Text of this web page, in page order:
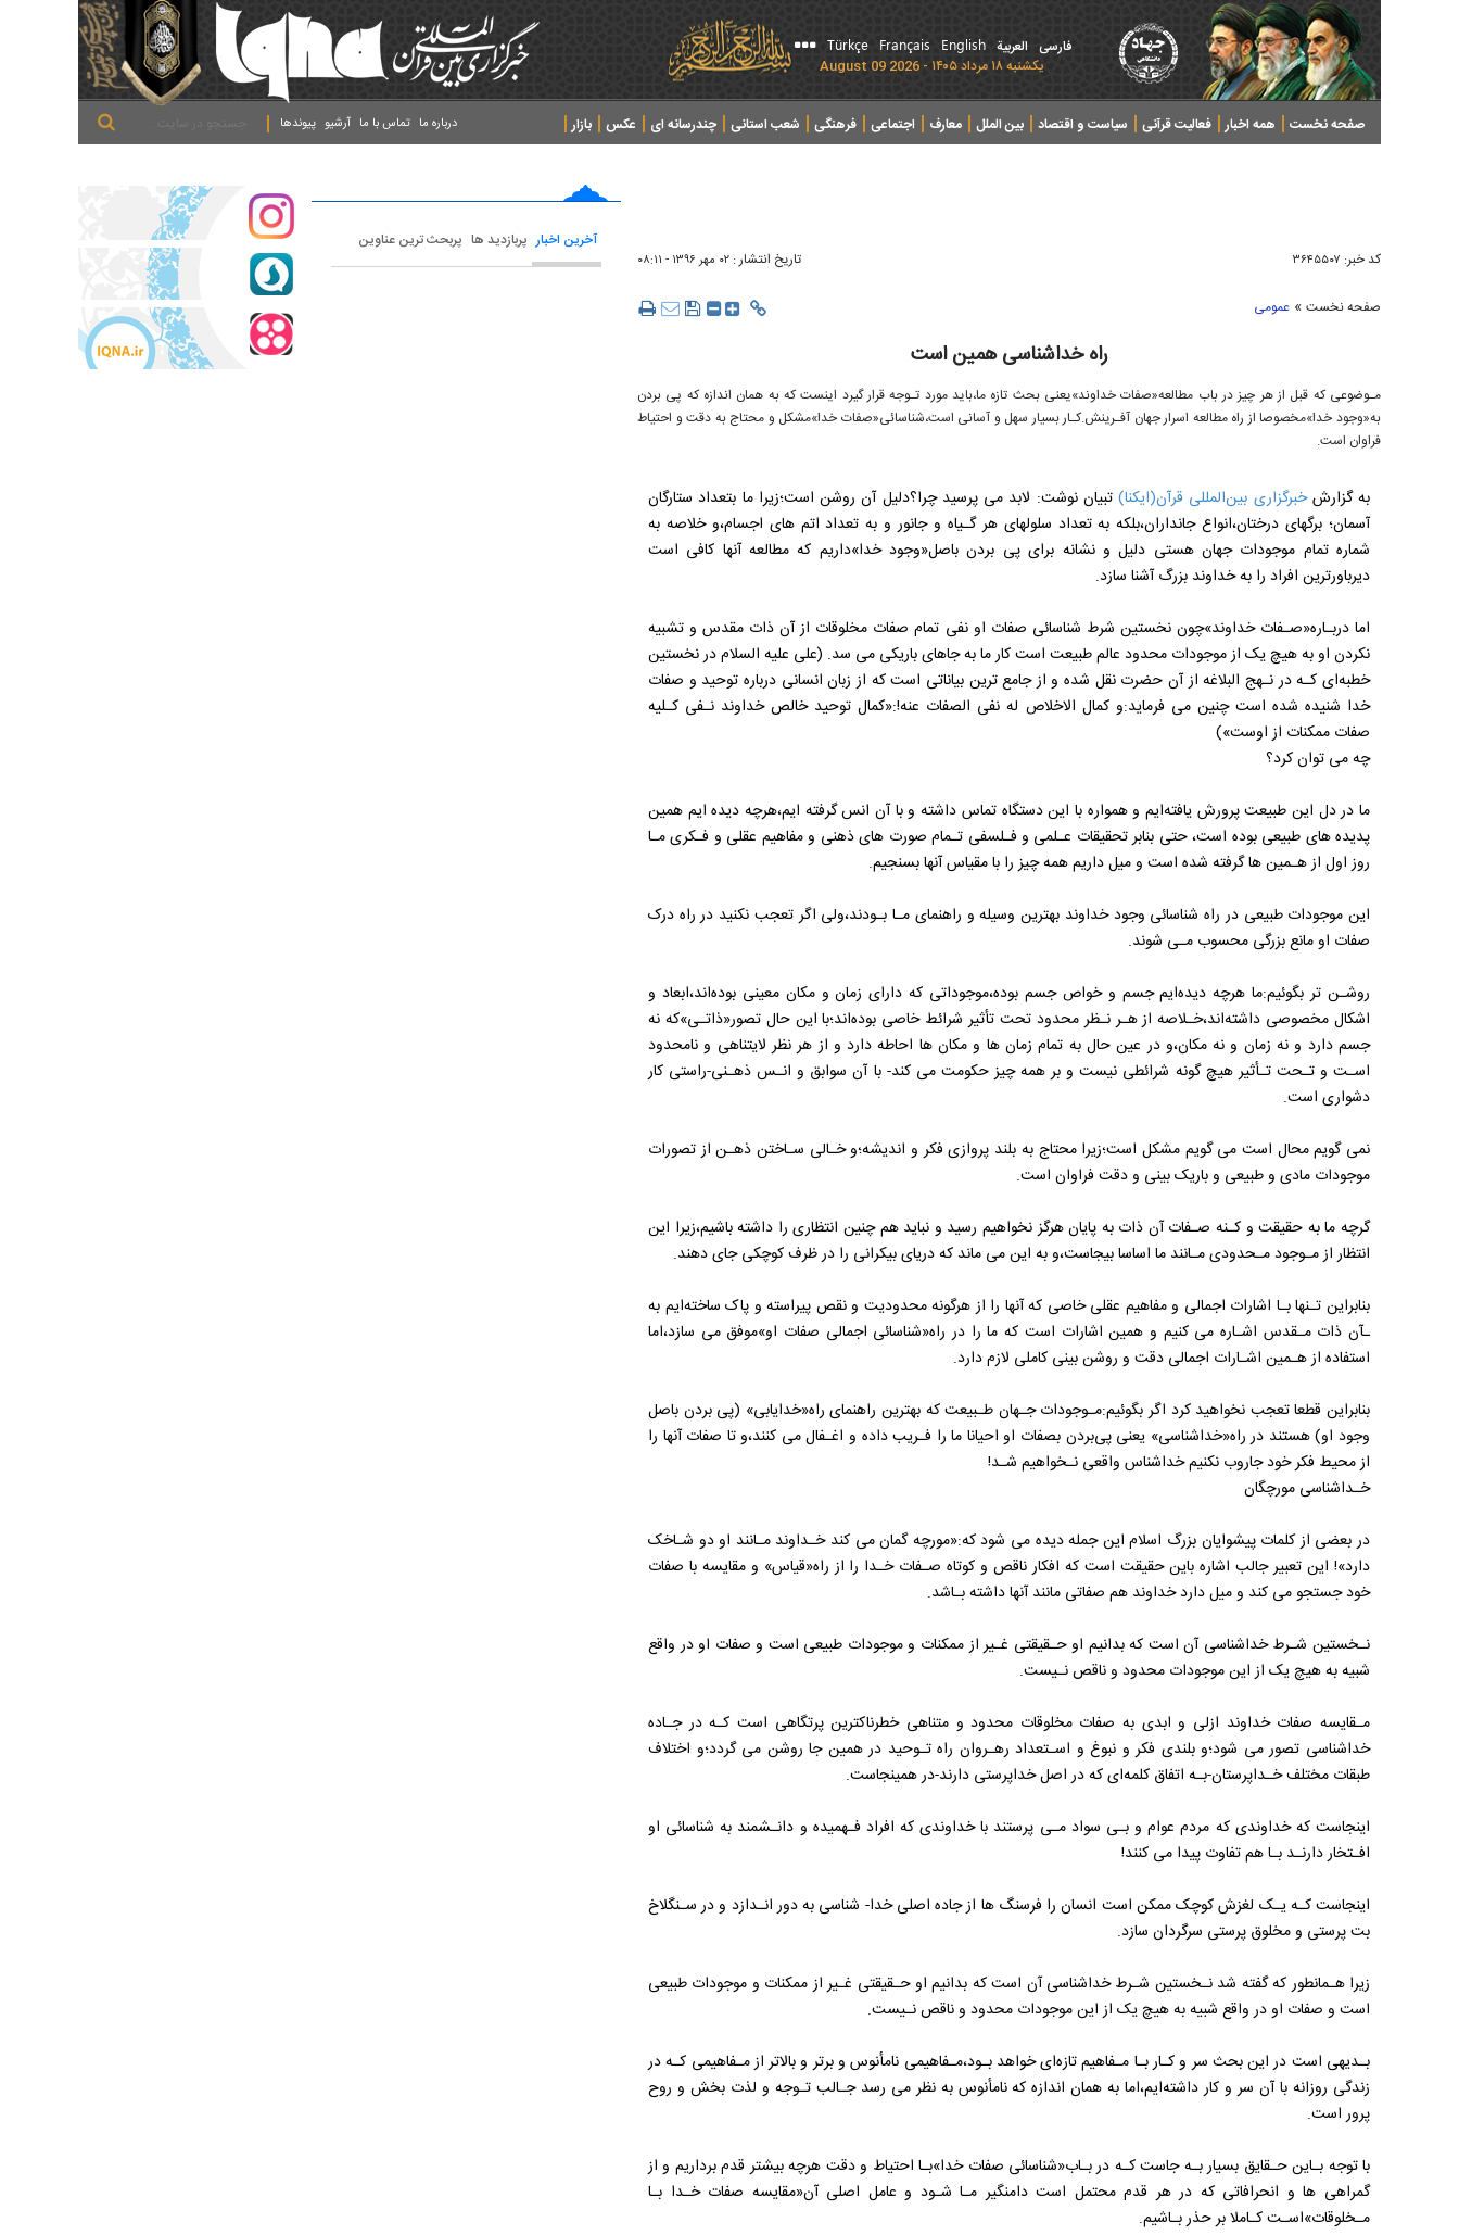
فارسی العربیة English
Français
Türkçe
يکشنبه ۱۸ مرداد ۱۴۰۵ - 2026 August 09
صفحه نخست همه اخبار فعالیت قرآنی سیاست و اقتصاد بین الملل معارف اجتماعی فرهنگی شعب استانی چندرسانه ای عکس
بازار
پیوندها آرشیو تماس با ما درباره ما
کد خبر: ۳۶۴۵۵۰۷ تاریخ انتشار : ۰۲ مهر ۱۳۹۶ - ۰۸:۱۱
صفحه نخست » عمومی
راه خداشناسی همین است
مـوضوعی که قبل از هر چیز در باب مطالعه«صفات خداوند»یعنی بحث تازه ما‌،باید مورد تـوجه قرار گیرد اینست که به همان اندازه که پی بردن
به‌«وجود خدا»مخصوصا از‌ راه مطالعه اسرار جهان آفـرینش.کـار بسیار سهل و آسانی است،شناسائی«صفات خدا»مشکل و محتاج به دقت و احتیاط
فراوان است.
به گزارشخبرگزاری بین‌المللی قرآن(ایکنا)تبیان نوشت: لابد می پرسید چرا؟دلیل آن روشن است؛زیرا ما بتعداد ستارگان
آسمان؛ برگهای درختان،انواع‌ جانداران،بلکه به تعداد سلولهای هر گـیاه و جانور و به تعداد اتم های اجسام،و خلاصه به
شماره تمام موجودات جهان هستی دلیل و نشانه برای پی ‌بردن باصل«وجود خدا»داریم که مطالعه آنها کافی است
دیرباورترین افراد‌ را‌ به خداوند بزرگ آشنا سازد.
اما دربـاره«صـفات خداوند»چون نخستین شرط شناسائی صفات او نفی تمام صفات مخلوقات از آن ذات مقدس و تشبیه
نکردن او به هیچ یک از موجودات محدود عالم‌ طبیعت‌ است کار ما به جاهای باریکی می سد. (علی علیه السلام در نخستین
خطبه‌ای کـه در نـهج البلاغه از آن حضرت نقل شده و از جامع ترین بیاناتی است که از زبان انسانی‌ درباره‌ توحید و صفات
خدا شنیده شده است چنین می فرماید:و کمال الاخلاص له نفی الصفات عنه!:«کمال توحید خالص خداوند نـفی کـلیه
صفات ممکنات از اوست»)
چه می توان کرد؟
ما در دل این‌ طبیعت‌ پرورش‌ یافته‌ایم و همواره با این دستگاه‌ تماس‌ داشته‌ و با آن انس گرفته ‌ایم،هرچه دیده ‌ایم همین
پدیده‌ های طبیعی بوده است، حتی بنابر تحقیقات عـلمی و فـلسفی تـمام صورت های ذهنی و مفاهیم عقلی‌ و فـکری‌ مـا‌
روز اول از هـمین ها گرفته شده است و میل‌ داریم‌ همه چیز را با مقیاس آنها بسنجیم.
این موجودات طبیعی در راه شناسائی وجود خداوند بهترین وسیله و راهنمای مـا‌ بـودند‌،ولی‌ اگر تعجب نکنید در راه درک
صفات او مانع بزرگی‌ محسوب مـی شوند.
روشـن تر بگوئیم:ما هرچه دیده‌ایم جسم و خواص جسم بوده،موجوداتی که دارای زمان و مکان معینی بوده‌اند‌،ابعاد‌ و
اشکال‌ مخصوصی داشته‌اند،خـلاصه از هـر نـظر محدود تحت تأثیر شرائط خاصی‌ بوده‌اند‌؛با این حال تصور«ذاتـی»که نه
جسم دارد و نه زمان و نه مکان،و در عین حال به تمام‌ زمان ها‌ و مکان ها‌ احاطه دارد و از هر نظر لایتناهی و نامحدود
اسـت و تـحت تـأثیر هیچ گونه شرائطی‌ نیست‌ و بر‌ همه چیز حکومت می کند- با آن سوابق و انـس ذهـنی-راستی کار
دشواری است.
نمی گویم‌ محال‌ است‌ می گویم مشکل است؛زیرا محتاج به بلند پروازی فکر و اندیشه؛و خـالی سـاختن ذهـن از تصورات‌
موجودات‌ مادی و طبیعی و باریک‌ بینی و دقت فراوان است.
گرچه ما به حقیقت و کـنه صـفات آن ذات به پایان‌ هرگز‌ نخواهیم رسید و نباید هم چنین انتظاری را داشته باشیم،زیرا این
انتظار از مـوجود‌ مـحدودی‌ مـانند ما اساسا بیجاست،و به این می ماند که دریای بیکرانی را در ظرف کوچکی‌ جای‌ دهند‌.
بنابراین تـنها بـا اشارات اجمالی و مفاهیم عقلی خاصی که آنها را از هرگونه محدودیت و نقص‌ پیراسته‌ و پاک ساخته‌ایم به
ـآن ذات مـقدس اشـاره می کنیم و همین اشارات است که ما‌ را‌ در‌ راه«شناسائی اجمالی صفات او»موفق می سازد،اما
استفاده از هـمین اشـارات اجمالی دقت و روشن‌ بینی‌ کاملی‌ لازم دارد.
بنابراین قطعا تعجب نخواهید کرد اگر بگوئیم:مـوجودات جـهان طـبیعت‌ که‌ بهترین راهنمای راه«خدایابی» (پی بردن باصل
وجود او) هستند در راه«خداشناسی» یعنی پی‌بردن بصفات‌ او‌ احیانا ما را فـریب داده و اغـفال می کنند،و تا صفات آنها را
از‌ محیط‌ فکر خود جاروب نکنیم خداشناس واقعی نـخواهیم‌ شـد‌!
خـداشناسی‌ مورچگان
در بعضی از کلمات پیشوایان بزرگ‌ اسلام‌ این جمله دیده می شود که:«مورچه گمان می کند خـداوند مـانند او دو شـاخک‌
دارد‌»! این تعبیر جالب اشاره باین‌ حقیقت‌ است که‌ افکار‌ ناقص‌ و کوتاه صـفات خـدا را از راه‌«قیاس‌» و مقایسه با صفات
خود جستجو می کند و میل دارد خداوند هم صفاتی مانند‌ آنها‌ داشته بـاشد.
نـخستین شـرط خداشناسی آن است‌ که‌ بدانیم‌ او‌ حـقیقتی‌ غـیر از ممکنات‌ و موجودات‌ طبیعی است و صفات او در واقع
شبیه به هیچ یک از این موجودات محدود و ناقص نـیست.
مـقایسه صفات خداوند ازلی‌ و ابدی به صفات مخلوقات محدود‌ و متناهی‌ خطرناکترین پرتگاهی است کـه در‌ جـاده‌
خداشناسی تصور می شود؛و بلندی فکر و نبوغ و اسـتعداد رهـروان راه تـوحید در همین جا روشن‌ می گردد‌؛و اختلاف
طبقات مختلف خـداپرستان-بـه اتفاق‌ کلمه‌ای‌ که‌ در اصل خداپرستی‌ دارند‌-در همینجاست.
اینجاست که‌ خداوندی‌ که مردم عوام و بـی سواد مـی پرستند با خداوندی که افراد فـهمیده و دانـشمند به شناسائی او
افـتخار‌ دارنـد‌ بـا هم تفاوت پیدا می کنند!
اینجاست‌ کـه‌ یـک لغزش‌ کوچک‌ ممکن‌ است انسان را فرسنگ ها‌ از جاده اصلی خدا- شناسی به دور انـدازد و در سـنگلاخ
بت ‌پرستی و مخلوق ‌پرستی سرگردان سازد.
زیرا هـمانطور‌ که‌ گفته شد نـخستین شـرط خداشناسی آن است‌ که‌ بدانیم‌ او‌ حـقیقتی‌ غـیر از ممکنات‌ و موجودات‌ طبیعی
است و صفات او در واقع شبیه به هیچ یک از این موجودات محدود و ناقص نـیست.
بـدیهی است‌ در‌ این‌ بحث سر و کـار بـا مـفاهیم تازه‌ای خواهد‌ بـود‌،مـفاهیمی‌ نامأنوس‌ و برتر‌ و بالاتر‌ از مـفاهیمی کـه در
زندگی روزانه با آن سر و کار داشته‌ایم،اما به همان اندازه که نامأنوس به نظر می رسد جـالب تـوجه و لذت‌ بخش و روح
‌پرور است.
با توجه بـاین حـقایق‌ بسیار بـه جاست کـه در بـاب«شناسائی صفات خدا»بـا احتیاط و دقت هرچه بیشتر قدم برداریم و از
گمراهی ها و انحرافاتی که در هر قدم محتمل است دامنگیر مـا شـود و عامل اصلی آن‌«مقایسه‌ صفات خـدا بـا
مـخلوقات»اسـت کـاملا بر حذر بـاشیم.
آخرین اخبار پربازدید ها پربحث ترین عناوین